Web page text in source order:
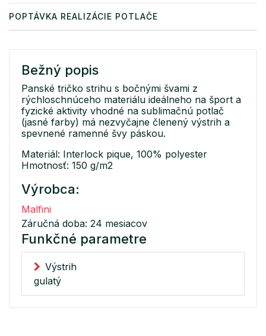
POPTÁVKA REALIZÁCIE POTLAČE
Bežný popis
Panské tričko strihu s bočnými švami z
rýchloschnúceho materiálu ideálneho na šport a
fyzické aktivity vhodné na sublimačnú potlač
(jasné farby) má nezvyčajne členený výstrih a
spevnené ramenné švy páskou.
Materiál: Interlock pique, 100% polyester
Hmotnosť: 150 g/m2
Výrobca:
Malfini
Záručná doba: 24 mesiacov
Funkčné parametre
Výstrih
gulatý